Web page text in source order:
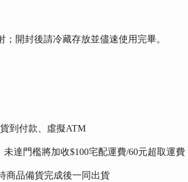
開封後請冷藏存放並儘速使用完畢。
貨到付款、虛擬ATM
未達門檻將加收$100宅配運費/60元超取運
商品備貨完成後一同出貨